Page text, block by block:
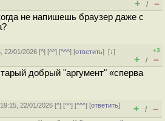
+ / –
не напишешь браузер даже с
22/01/2026 [^] [^^] [^^^] [ответить][↓]
+3
+ / –
добрый "аргумент" «сперва
22/01/2026 [^] [^^] [^^^] [ответить]
+ / –